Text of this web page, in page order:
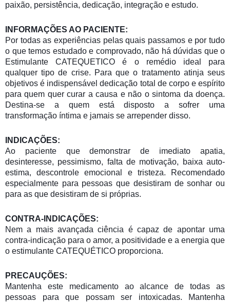
paixão, persistência, dedicação, integração e estudo.
INFORMAÇÕES AO PACIENTE:
Por todas as experiências pelas quais passamos e por tudo
o que temos estudado e comprovado, não há dúvidas que o
Estimulante CATEQUETICO é o remédio ideal para
qualquer tipo de crise. Para que o tratamento atinja seus
objetivos é indispensável dedicação total de corpo e espírito
para quem quer curar a causa e não o sintoma da doença.
Destina-se a quem está disposto a sofrer uma
transformação íntima e jamais se arrepender disso.
INDICAÇÕES:
Ao paciente que demonstrar de imediato apatia,
desinteresse, pessimismo, falta de motivação, baixa auto-
estima, descontrole emocional e tristeza. Recomendado
especialmente para pessoas que desistiram de sonhar ou
para as que desistiram de si próprias.
CONTRA-INDICAÇÕES:
Nem a mais avançada ciência é capaz de apontar uma
contra-indicação para o amor, a positividade e a energia que
o estimulante CATEQUÉTICO proporciona.
PRECAUÇÕES:
Mantenha este medicamento ao alcance de todas as
pessoas para que possam ser intoxicadas. Mantenha